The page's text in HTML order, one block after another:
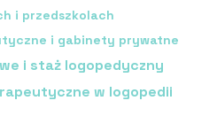
i przedszkolach
i gabinety prywatne
i staż logopedyczny
w logopedii